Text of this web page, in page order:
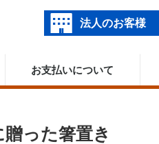
法人のお客様
お支払いについて
った箸置き